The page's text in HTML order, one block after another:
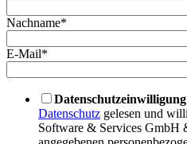
Nachname*
E-Mail*
Datenschutz gelesen und
Software & Services GmbH